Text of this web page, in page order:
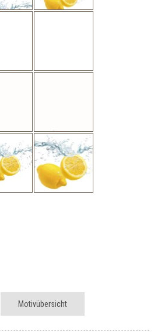
Motivübersicht